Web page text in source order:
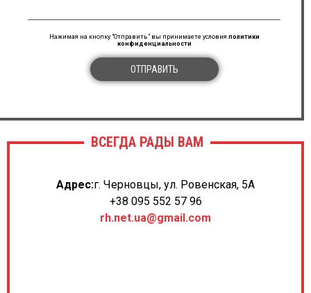
Нажимая на кнопку "Отправить" вы принимаете условия политики
конфиденциальности
ОТПРАВИТЬ
ВСЕГДА РАДЫ ВАМ
Адрес:г. Черновцы, ул. Ровенская, 5А
+38 095 552 57 96
rh.net.ua@gmail.com